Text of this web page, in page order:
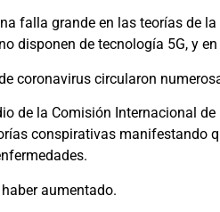
falla grande en las teorías de
disponen de tecnología 5G, y
coronavirus circularon
de la Comisión Internacional
conspirativas manifestando
aumentado.